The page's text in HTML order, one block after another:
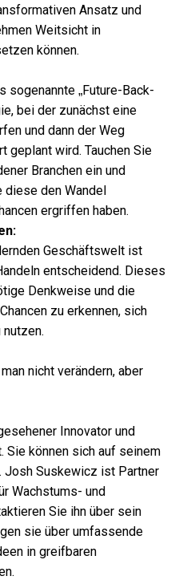
Ansatz und
Weitsicht in
können.
sogenannte „Future-Back-
bei der zunächst eine
und dann der Weg
geplant wird. Tauchen Sie
Branchen ein und
den Wandel
ergriffen haben.
Geschäftswelt ist
entscheidend. Dieses
Denkweise und die
zu erkennen, sich
nicht verändern, aber
Innovator und
Sie können sich auf seinem
Josh Suskewicz ist Partner
Wachstums- und
Sie ihn über sein
sie über umfassende
in greifbaren